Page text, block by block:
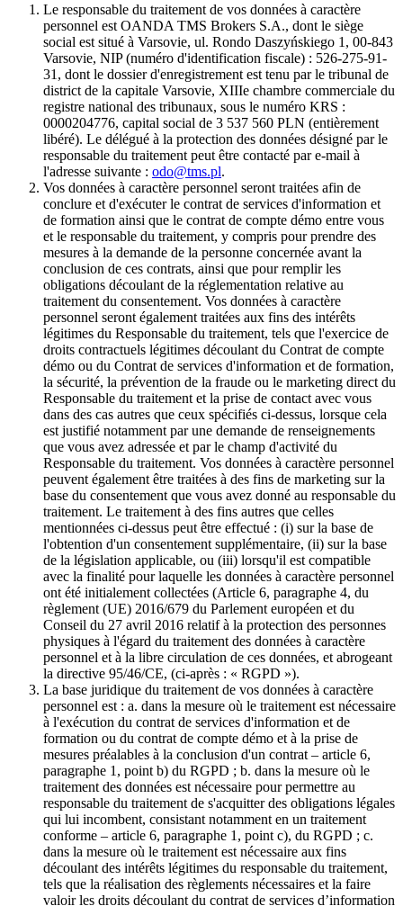
Le responsable du traitement de vos données à caractère
personnel est OANDA TMS Brokers S.A., dont le siège
social est situé à Varsovie, ul. Rondo Daszyńskiego 1, 00-843
Varsovie, NIP (numéro d'identification fiscale) : 526-275-91-
31, dont le dossier d'enregistrement est tenu par le tribunal de
district de la capitale Varsovie, XIIIe chambre commerciale du
registre national des tribunaux, sous le numéro KRS :
0000204776, capital social de 3 537 560 PLN (entièrement
libéré). Le délégué à la protection des données désigné par le
responsable du traitement peut être contacté par e-mail à
l'adresse suivante : odo@tms.pl.
Vos données à caractère personnel seront traitées afin de
conclure et d'exécuter le contrat de services d'information et
de formation ainsi que le contrat de compte démo entre vous
et le responsable du traitement, y compris pour prendre des
mesures à la demande de la personne concernée avant la
conclusion de ces contrats, ainsi que pour remplir les
obligations découlant de la réglementation relative au
traitement du consentement. Vos données à caractère
personnel seront également traitées aux fins des intérêts
légitimes du Responsable du traitement, tels que l'exercice de
droits contractuels légitimes découlant du Contrat de compte
démo ou du Contrat de services d'information et de formation,
la sécurité, la prévention de la fraude ou le marketing direct du
Responsable du traitement et la prise de contact avec vous
dans des cas autres que ceux spécifiés ci-dessus, lorsque cela
est justifié notamment par une demande de renseignements
que vous avez adressée et par le champ d'activité du
Responsable du traitement. Vos données à caractère personnel
peuvent également être traitées à des fins de marketing sur la
base du consentement que vous avez donné au responsable du
traitement. Le traitement à des fins autres que celles
mentionnées ci-dessus peut être effectué : (i) sur la base de
l'obtention d'un consentement supplémentaire, (ii) sur la base
de la législation applicable, ou (iii) lorsqu'il est compatible
avec la finalité pour laquelle les données à caractère personnel
ont été initialement collectées (Article 6, paragraphe 4, du
règlement (UE) 2016/679 du Parlement européen et du
Conseil du 27 avril 2016 relatif à la protection des personnes
physiques à l'égard du traitement des données à caractère
personnel et à la libre circulation de ces données, et abrogeant
la directive 95/46/CE, (ci-après : « RGPD »).
La base juridique du traitement de vos données à caractère
personnel est : a. dans la mesure où le traitement est nécessaire
à l'exécution du contrat de services d'information et de
formation ou du contrat de compte démo et à la prise de
mesures préalables à la conclusion d'un contrat – article 6,
paragraphe 1, point b) du RGPD ; b. dans la mesure où le
traitement des données est nécessaire pour permettre au
responsable du traitement de s'acquitter des obligations légales
qui lui incombent, consistant notamment en un traitement
conforme – article 6, paragraphe 1, point c), du RGPD ; c.
dans la mesure où le traitement est nécessaire aux fins
découlant des intérêts légitimes du responsable du traitement,
tels que la réalisation des règlements nécessaires et la faire
valoir les droits découlant du contrat de services d’information